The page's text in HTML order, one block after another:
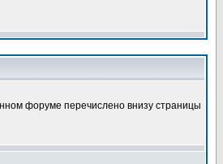
форуме перечислено внизу страницы